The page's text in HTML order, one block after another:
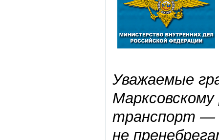
Уважаемые
транспорт —
не